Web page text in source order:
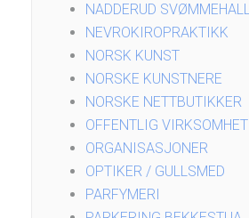
NADDERUD
NEVROKIROPRAKTIKK
NORSK KUNST
NORSKE KUNSTNERE
NORSKE NETTBUTIKKER
OFFENTLIG VIRKSOMHET
ORGANISASJONER
OPTIKER / GULLSMED
PARFYMERI